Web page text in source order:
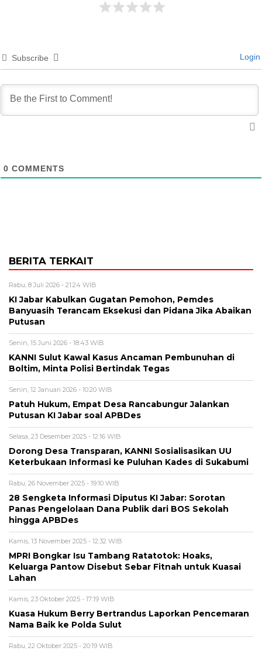
Subscribe Login
0 COMMENTS
BERITA TERKAIT
Rabu, 8 Juli 2026 - 21:24 WIB
KI Jabar Kabulkan Gugatan Pemohon, Pemdes
Banyuasih Terancam Eksekusi dan Pidana Jika Abaikan
Putusan
Senin, 15 Juni 2026 - 18:43 WIB
KANNI Sulut Kawal Kasus Ancaman Pembunuhan di
Boltim, Minta Polisi Bertindak Tegas
Senin, 12 Januari 2026 - 10:20 WIB
Patuh Hukum, Empat Desa Rancabungur Jalankan
Putusan KI Jabar soal APBDes
Selasa, 23 Desember 2025 - 12:16 WIB
Dorong Desa Transparan, KANNI Sosialisasikan UU
Keterbukaan Informasi ke Puluhan Kades di Sukabumi
Rabu, 26 November 2025 - 19:10 WIB
28 Sengketa Informasi Diputus KI Jabar: Sorotan
Panas Pengelolaan Dana Publik dari BOS Sekolah
hingga APBDes
Kamis, 13 November 2025 - 12:32 WIB
MPRI Bongkar Isu Tambang Ratatotok: Hoaks,
Keluarga Pantow Disebut Sebar Fitnah untuk Kuasai
Lahan
Kamis, 23 Oktober 2025 - 17:19 WIB
Kuasa Hukum Berry Bertrandus Laporkan Pencemaran
Nama Baik ke Polda Sulut
Rabu, 22 Oktober 2025 - 20:19 WIB